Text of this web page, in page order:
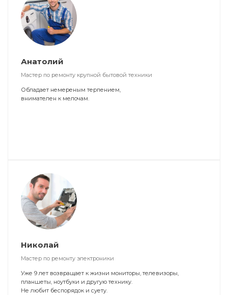
Анатолий
Мастер по ремонту крупной бытовой техники
Обладает немереным терпением,
внимателен к мелочам.
Николай
Мастер по ремонту электроники
Уже 9 лет возвращает к жизни мониторы, телевизоры,
планшеты, ноутбуки и другую технику.
Не любит беспорядок и суету.